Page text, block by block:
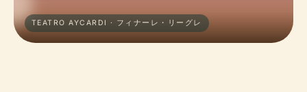
TEATRO AYCARDI · フィナーレ・リーグレ